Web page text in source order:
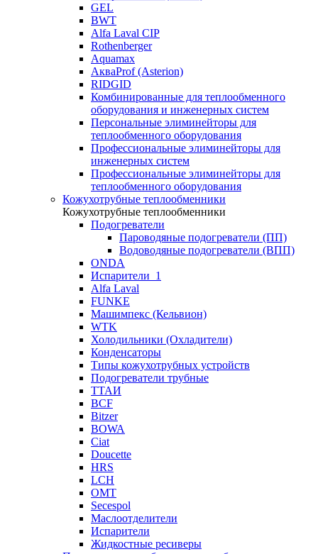
GEL
BWT
Alfa Laval CIP
Rothenberger
Aquamax
АкваProf (Asterion)
RIDGID
Комбинированные для теплообменного
оборудования и инженерных систем
Персональные элиминейторы для
теплообменного оборудования
Профессиональные элиминейторы для
инженерных систем
Профессиональные элиминейторы для
теплообменного оборудования
Кожухотрубные теплообменники
Кожухотрубные теплообменники
Подогреватели
Пароводяные подогреватели (ПП)
Водоводяные подогреватели (ВПП)
ONDA
Испарители_1
Alfa Laval
FUNKE
Машимпекс (Кельвион)
WTK
Холодильники (Охладители)
Конденсаторы
Типы кожухотрубных устройств
Подогреватели трубные
ТТАИ
BCF
Bitzer
BOWA
Ciat
Doucette
HRS
LCH
OMT
Secespol
Маслоотделители
Испарители
Жидкостные ресиверы